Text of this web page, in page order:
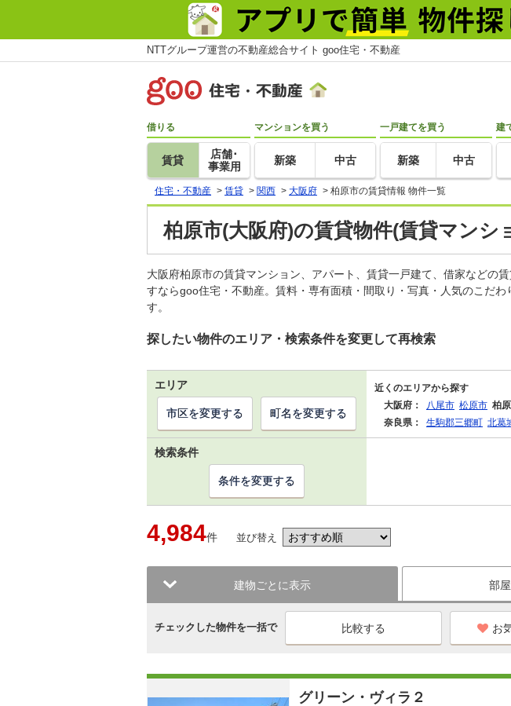
NTTグループ運営の不動産総合サイト goo住宅・不動産
借りる
賃貸
店舗･
事業用
マンションを買う
新築 中古
一戸建てを買う
新築 中古
建
住宅・不動産 > 賃貸 > 関西 > 大阪府 > 柏原市の賃貸情報 物件一覧
柏原市(大阪府)の賃貸物件(賃貸マンシ
大阪府柏原市の賃貸マンション、アパート、賃貸一戸建て、借家などの
すならgoo住宅・不動産。賃料・専有面積・間取り・写真・人気のこだ
す。
探したい物件のエリア・検索条件を変更して再検索
エリア
近くのエリアから探す
大阪府：
八尾市 松原市 柏
奈良県：
生駒郡三郷町 北葛
市区を変更する 町名を変更する
検索条件
条件を変更する
4,984件 並び替え
建物ごとに表示 部
チェックした物件を一括で お
グリーン・ヴィラ２